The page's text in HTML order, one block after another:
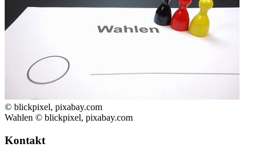
© blickpixel, pixabay.com
Wahlen © blickpixel, pixabay.com
Kontakt